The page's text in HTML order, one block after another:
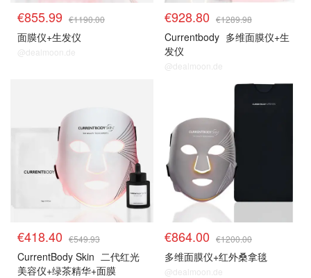
€855.99 €1190.00
面膜仪+生发仪
@dealmoon.de
€928.80 €1289.98
Currentbody 多维面膜仪+生
发仪
@dealmoon.de
€418.40 €549.93
CurrentBody Skin 二代红光
美容仪+绿茶精华+面膜
€864.00 €1200.00
多维面膜仪+红外桑拿毯
@dealmoon.de